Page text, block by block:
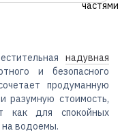
надувная
и безопасного
продуманную
разумную стоимость,
как для спокойных
на водоемы.